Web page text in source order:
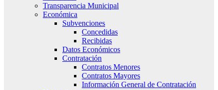
Transparencia Municipal
Económica
Subvenciones
Concedidas
Recibidas
Datos Económicos
Contratación
Contratos Menores
Contratos Mayores
Información General de Contratación